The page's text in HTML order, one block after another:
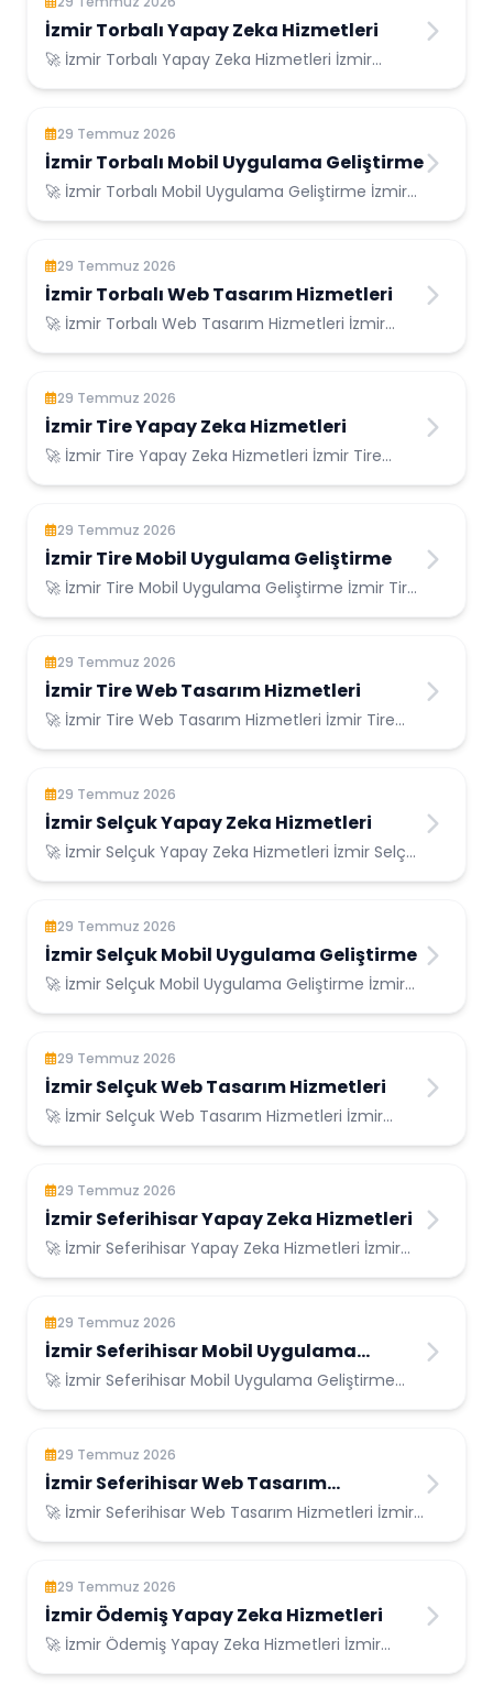
İzmir Torbalı Yapay Zeka Hizmetleri
🚀 İzmir Torbalı Yapay Zeka Hizmetleri İzmir
29 Temmuz 2026
İzmir Torbalı Mobil Uygulama Geliştirme
🚀 İzmir Torbalı Mobil Uygulama Geliştirme İzmir
29 Temmuz 2026
İzmir Torbalı Web Tasarım Hizmetleri
🚀 İzmir Torbalı Web Tasarım Hizmetleri İzmir
29 Temmuz 2026
İzmir Tire Yapay Zeka Hizmetleri
🚀 İzmir Tire Yapay Zeka Hizmetleri İzmir Tire
29 Temmuz 2026
İzmir Tire Mobil Uygulama Geliştirme
🚀 İzmir Tire Mobil Uygulama Geliştirme İzmir Tire
29 Temmuz 2026
İzmir Tire Web Tasarım Hizmetleri
🚀 İzmir Tire Web Tasarım Hizmetleri İzmir Tire
29 Temmuz 2026
İzmir Selçuk Yapay Zeka Hizmetleri
🚀 İzmir Selçuk Yapay Zeka Hizmetleri İzmir Selçuk
29 Temmuz 2026
İzmir Selçuk Mobil Uygulama Geliştirme
🚀 İzmir Selçuk Mobil Uygulama Geliştirme İzmir
29 Temmuz 2026
İzmir Selçuk Web Tasarım Hizmetleri
🚀 İzmir Selçuk Web Tasarım Hizmetleri İzmir
29 Temmuz 2026
İzmir Seferihisar Yapay Zeka Hizmetleri
🚀 İzmir Seferihisar Yapay Zeka Hizmetleri İzmir
29 Temmuz 2026
İzmir Seferihisar Mobil Uygulama
Geliştirme
🚀 İzmir Seferihisar Mobil Uygulama Geliştirme
29 Temmuz 2026
İzmir Seferihisar Web Tasarım
Hizmetleri
🚀 İzmir Seferihisar Web Tasarım Hizmetleri İzmir
29 Temmuz 2026
İzmir Ödemiş Yapay Zeka Hizmetleri
🚀 İzmir Ödemiş Yapay Zeka Hizmetleri İzmir